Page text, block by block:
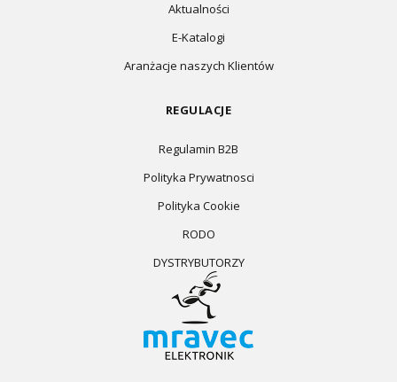
Aktualności
E-Katalogi
Aranżacje naszych Klientów
REGULACJE
Regulamin B2B
Polityka Prywatnosci
Polityka Cookie
RODO
DYSTRYBUTORZY